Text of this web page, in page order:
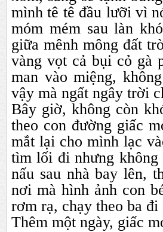
mình tê tê đầu lưỡi vì
móm mém sau làn
giữa mênh mông đất
vàng vọt cả bụi cỏ gà
man vào miệng,
vậy mà ngất ngây trời
Bây giờ, không còn
theo con đường giấc
mắt lại cho mình lạc
tìm lối đi nhưng không
nấu sau nhà bay lên,
nơi mà hình ảnh con
rơm rạ, chạy theo ba đi
Thêm một ngày, giấc